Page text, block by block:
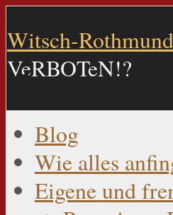
Witsch-Rothmund
VeRBOTeN!?
Blog
Wie alles
Eigene und